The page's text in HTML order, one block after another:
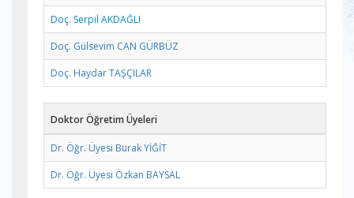
Doç. Serpil AKDAĞLI
Doç. Gülsevim CAN GÜRBÜZ
Doç. Haydar TAŞÇILAR
Doktor Öğretim Üyeleri
Dr. Öğr. Üyesi Burak YİĞİT
Dr. Öğr. Üyesi Özkan BAYSAL